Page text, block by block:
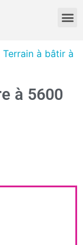
Terrain à bâtir à
à 5600